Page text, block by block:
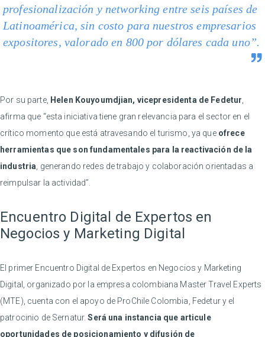
profesionalización y networking entre seis países de
Latinoamérica, sin costo para nuestros empresarios
expositores, valorado en 800 por dólares cada uno”.
Por su parte, Helen Kouyoumdjian, vicepresidenta de Fedetur
afirma que “esta iniciativa tiene gran relevancia para el sector en el
crítico momento que está atravesando el turismo, ya que ofrece
herramientas que son fundamentales para la reactivación de la
industria , generando redes de trabajo y colaboración orientadas a
reimpulsar la actividad”.
Encuentro Digital de Expertos en
Negocios y Marketing Digital
El primer Encuentro Digital de Expertos en Negocios y Marketing
Digital, organizado por la empresa colombiana Master Travel Experts
(MTE), cuenta con el apoyo de ProChile Colombia, Fedetur y el
patrocinio de Sernatur.Será una instancia que articule
oportunidades de posicionamiento y difusión de